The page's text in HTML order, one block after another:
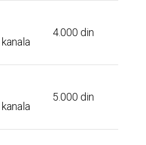
4.000 din
5.000 din